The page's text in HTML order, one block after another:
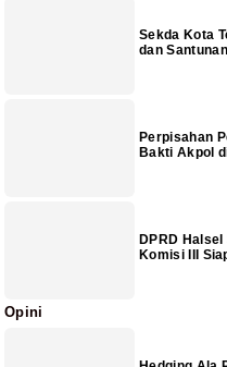
Sekda Kota
dan
Perpisahan
Bakti Akpol
DPRD
Komisi III
Opini